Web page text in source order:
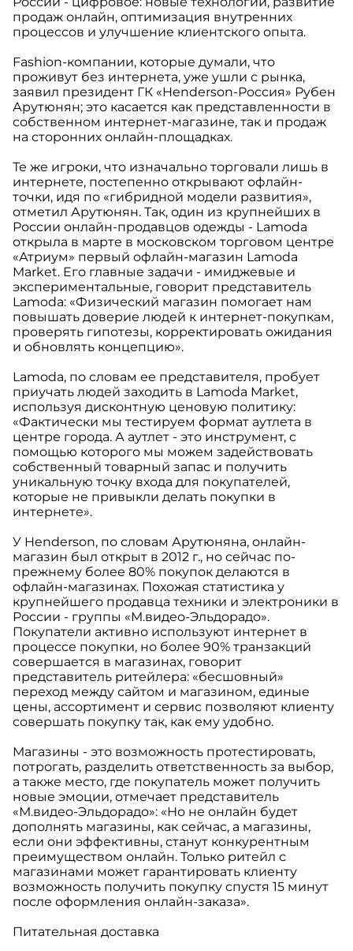
продаж онлайн, оптимизация внутренних
процессов и улучшение клиентского опыта.
Fashion-компании, которые думали, что
проживут без интернета, уже ушли с рынка,
заявил президент ГК «Henderson-Россия» Рубен
Арутюнян; это касается как представленности в
собственном интернет-магазине, так и продаж
на сторонних онлайн-площадках.
Те же игроки, что изначально торговали лишь в
интернете, постепенно открывают офлайн-
точки, идя по «гибридной модели развития»,
отметил Арутюнян. Так, один из крупнейших в
России онлайн-продавцов одежды - Lamoda
открыла в марте в московском торговом центре
«Атриум» первый офлайн-магазин Lamoda
Market. Eго главные задачи - имиджевые и
экспериментальные, говорит представитель
Lamoda: «Физический магазин помогает нам
повышать доверие людей к интернет-покупкам,
проверять гипотезы, корректировать ожидания
и обновлять концепцию».
Lamoda, по словам ее представителя, пробует
приучать людей заходить в Lamoda Market,
используя дисконтную ценовую политику:
«Фактически мы тестируем формат аутлета в
центре города. А аутлет - это инструмент, с
помощью которого мы можем задействовать
собственный товарный запас и получить
уникальную точку входа для покупателей,
которые не привыкли делать покупки в
интернете».
У Henderson, по словам Арутюняна, онлайн-
магазин был открыт в 2012 г., но сейчас по-
прежнему более 80% покупок делаются в
офлайн-магазинах. Похожая статистика у
крупнейшего продавца техники и электроники в
России - группы «М.видео-Эльдорадо».
Покупатели активно используют интернет в
процессе покупки, но более 90% транзакций
совершается в магазинах, говорит
представитель ритейлера: «бесшовный»
переход между сайтом и магазином, единые
цены, ассортимент и сервис позволяют клиенту
совершать покупку так, как ему удобно.
Магазины - это возможность протестировать,
потрогать, разделить ответственность за выбор,
а также место, где покупатель может получить
новые эмоции, отмечает представитель
«М.видео-Эльдорадо»: «Но не онлайн будет
дополнять магазины, как сейчас, а магазины,
если они эффективны, станут конкурентным
преимуществом онлайн. Только ритейл с
магазинами может гарантировать клиенту
возможность получить покупку спустя 15 минут
после оформления онлайн-заказа».
Питательная доставка